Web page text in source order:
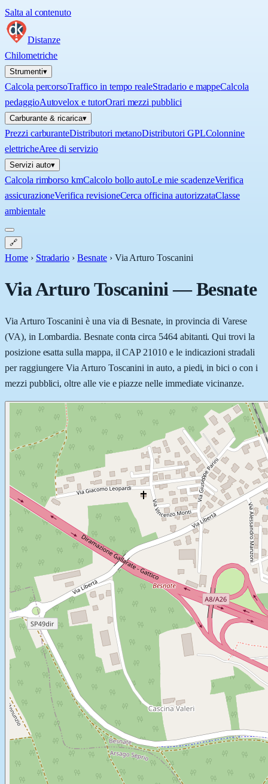
Salta al contenuto
Distanze
Chilometriche
Strumenti▾
Calcola percorsoTraffico in tempo realeStradario e mappeCalcola
pedaggioAutovelox e tutorOrari mezzi pubblici
Carburante & ricarica▾
Prezzi carburanteDistributori metanoDistributori GPLColonnine
elettricheAree di servizio
Servizi auto▾
Calcola rimborso kmCalcolo bollo autoLe mie scadenzeVerifica
assicurazioneVerifica revisioneCerca officina autorizzataClasse
ambientale
🔗
Home › Stradario › Besnate › Via Arturo Toscanini
Via Arturo Toscanini—Besnate
Via Arturo Toscanini è una via di Besnate, in provincia di Varese
(VA), in Lombardia. Besnate conta circa 5464 abitanti. Qui trovi la
posizione esatta sulla mappa, il CAP 21010 e le indicazioni stradali
per raggiungere Via Arturo Toscanini in auto, a piedi, in bici o con i
mezzi pubblici, oltre alle vie e piazze nelle immediate vicinanze.